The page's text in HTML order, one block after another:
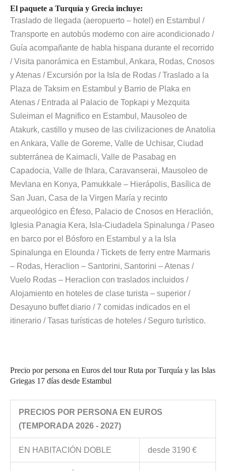
El paquete a Turquía y Grecia incluye:
Traslado de llegada (aeropuerto – hotel) en Estambul /
Transporte en autobús moderno con aire acondicionado /
Guía acompañante de habla hispana durante el recorrido
/ Visita panorámica en Estambul, Ankara, Rodas, Cnosos
y Atenas / Excursión por la Isla de Rodas / Traslado a la
Plaza de Taksim en Estambul y Barrio de Plaka en
Atenas / Entrada al Palacio de Topkapi y Mezquita
Suleiman el Magnifico en Estambul, Mausoleo de
Atakurk, castillo y museo de las civilizaciones de Anatolia
en Ankara, Valle de Goreme, Valle de Uchisar, Ciudad
subterránea de Kaimacli, Valle de Pasabag en
Capadocia, Valle de Ihlara, Caravanserai, Mausoleo de
Mevlana en Konya, Pamukkale – Hierápolis, Basílica de
San Juan, Casa de la Virgen María y recinto
arqueológico en Éfeso, Palacio de Cnosos en Heraclión,
Iglesia Panagia Kera, Isla-Ciudadela Spinalunga / Paseo
en barco por el Bósforo en Estambul y a la Isla
Spinalunga en Elounda / Tickets de ferry entre Marmaris
– Rodas, Heraclion – Santorini, Santorini – Atenas /
Vuelo Rodas – Heraclion con traslados incluidos /
Alojamiento en hoteles de clase turista – superior /
Desayuno buffet diario / 7 comidas indicados en el
itinerario / Tasas turísticas de hoteles / Seguro turístico.
Precio por persona en Euros del tour Ruta por Turquía y las Islas
Griegas 17 días desde Estambul
PRECIOS POR PERSONA EN EUROS
(TEMPORADA 2026 - 2027)
EN HABITACIÓN DOBLE desde 3190 €